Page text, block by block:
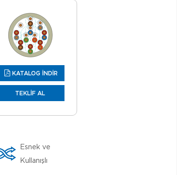
KATALOG İNDİR
TEKLİF AL
Esnek ve
Kullanışlı